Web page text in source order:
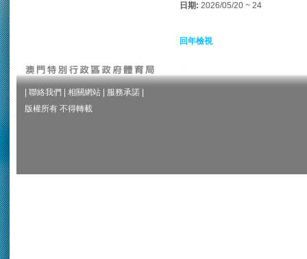
日期: 2026/05/20 ~ 24
回年檢視
聯絡我們 相關網站 服務承諾
版權所有 不得轉載